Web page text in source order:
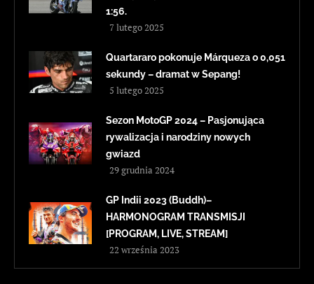
1:56.
7 lutego 2025
Quartararo pokonuje Márqueza o 0,051
sekundy – dramat w Sepang!
5 lutego 2025
Sezon MotoGP 2024 – Pasjonująca
rywalizacja i narodziny nowych
gwiazd
29 grudnia 2024
GP Indii 2023 (Buddh)–
HARMONOGRAM TRANSMISJI
[PROGRAM, LIVE, STREAM]
22 września 2023